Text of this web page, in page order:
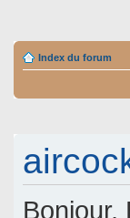
Index du forum
Bonjour,